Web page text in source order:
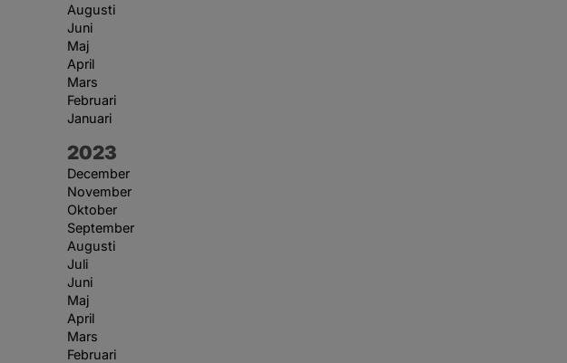
Augusti
Juni
Maj
April
Mars
Februari
Januari
År:
2023
December
November
Oktober
September
Augusti
Juli
Juni
Maj
April
Mars
Februari